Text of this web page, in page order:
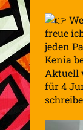
freue
jeden
Kenia
Aktuell
für 4